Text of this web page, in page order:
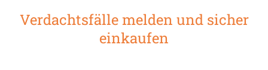
Verdachtsfälle melden und sicher
einkaufen